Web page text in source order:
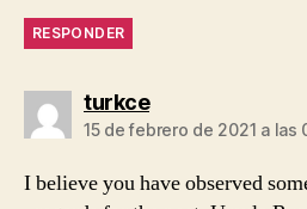
RESPONDER
turkcedice:
15 de febrero de 2021 a las
I believe you have observed